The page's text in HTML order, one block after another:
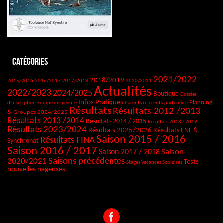
Catégories
2015/2016 2016/2017 2017/2018 2018/2019 2020/2021 2021/2022
2022/20232024/2025 Actualités Boutique Dossier
d'inscription Equipe dirigeante Infos Pratiques Parents référents partenaire Planning
& Groupes 2024/2025 Résultats Résultats 2012 /2013
Résultats 2013 /2014 Résultats 2014 / 2015 Résultats 2018 / 2019
Résultats 2023/2024 Résultats 2025/2026 Résultats ENF &
Synchronat Résultats FINASaison 2015 / 2016
Saison 2016 / 2017 Saison 2017 / 2018Saison
2020/2021 Saisons précédentes Stages Vacances Scolaires Tests
nouvelles nageuses